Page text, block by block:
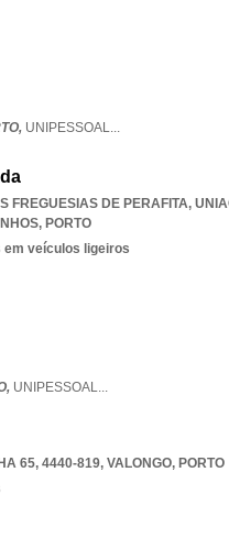
UNIPESSOAL...
FREGUESIAS DE PERAFITA,
, PORTO
em veículos ligeiros
UNIPESSOAL...
65, 4440-819, VALONGO, PORTO